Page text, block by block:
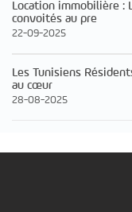
Location immobilière :
convoités au pre
22-09-2025
Les Tunisiens
au cœur
28-08-2025